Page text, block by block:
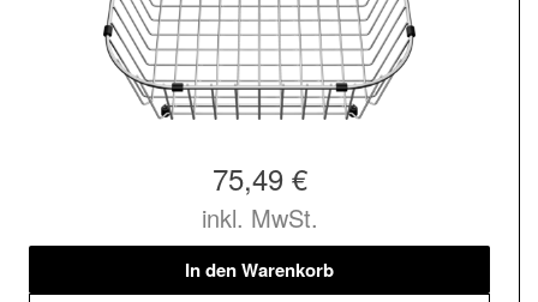
75,49 €
inkl. MwSt.
In den Warenkorb